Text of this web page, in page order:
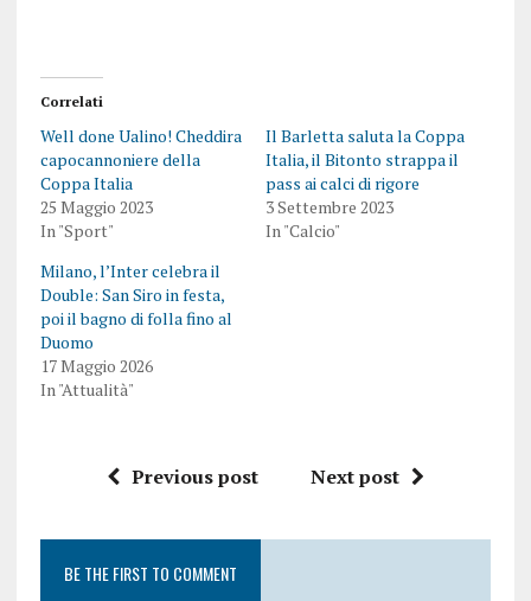
Correlati
Well done Ualino! Cheddira
capocannoniere della
Coppa Italia
25 Maggio 2023
In "Sport"
Il Barletta saluta la Coppa
Italia, il Bitonto strappa il
pass ai calci di rigore
3 Settembre 2023
In "Calcio"
Milano, l’Inter celebra il
Double: San Siro in festa,
poi il bagno di folla fino al
Duomo
17 Maggio 2026
In "Attualità"
Previous post Next post
BE THE FIRST TO COMMENT